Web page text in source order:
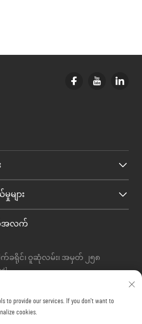
များ
အလက်
က်ခရိုင်၊ ဝူဆုံလမ်း၊ အမှတ် ၂၅၈
to provide our services. If you don't want to
cookies.